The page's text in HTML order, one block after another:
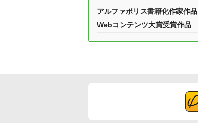
アルファポリス書籍化作家作品
Webコンテンツ大賞受賞作品